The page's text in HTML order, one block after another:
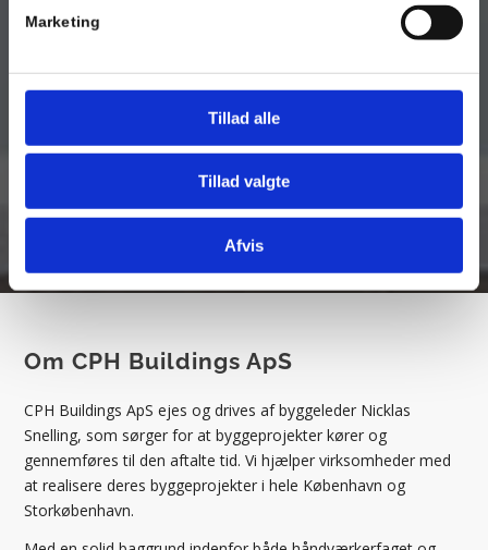
Marketing
Tillad alle
Tillad valgte
Afvis
Om CPH Buildings ApS
CPH Buildings ApS ejes og drives af byggeleder Nicklas
Snelling, som sørger for at byggeprojekter kører og
gennemføres til den aftalte tid. Vi hjælper virksomheder med
at realisere deres byggeprojekter i hele København og
Storkøbenhavn.